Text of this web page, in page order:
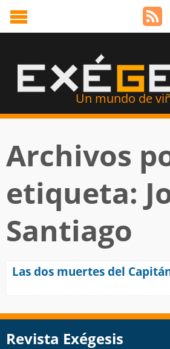
Un mundo de
Archivos
etiqueta:
Santiago
Las dos muertes del
Revista Exégesis